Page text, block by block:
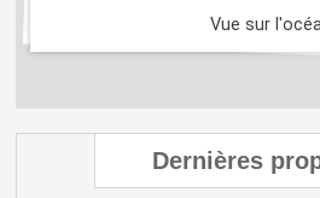
Vue sur
Dernières